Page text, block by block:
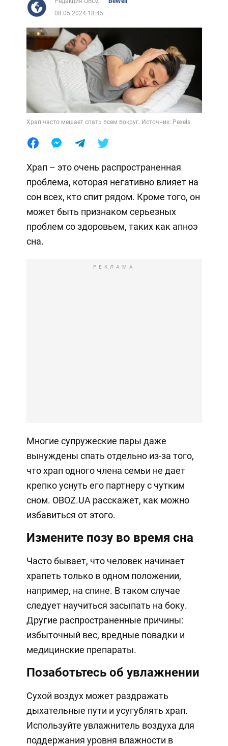
08.05.2024 18:45
Храп часто мешает спать всем вокруг. Источник: Pexels
Храп – это очень распространенная
проблема, которая негативно влияет на
сон всех, кто спит рядом. Кроме того, он
может быть признаком серьезных
проблем со здоровьем, таких как апноэ
сна.
РЕКЛАМА
Многие супружеские пары даже
вынуждены спать отдельно из-за того,
что храп одного члена семьи не дает
крепко уснуть его партнеру с чутким
сном. OBOZ.UA расскажет, как можно
избавиться от этого.
Измените позу во время сна
Часто бывает, что человек начинает
храпеть только в одном положении,
например, на спине. В таком случае
следует научиться засыпать на боку.
Другие распространенные причины:
избыточный вес, вредные повадки и
медицинские препараты.
Позаботьтесь об увлажнении
Сухой воздух может раздражать
дыхательные пути и усугублять храп.
Используйте увлажнитель воздуха для
поддержания уровня влажности в